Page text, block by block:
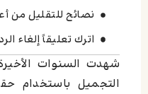
نصائح للتقليل من
اترك تعليقاً إلغاء
شهدت السنوات
التجميل باستخدام